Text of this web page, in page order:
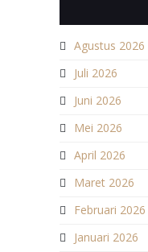
Agustus 2026
Juli 2026
Juni 2026
Mei 2026
April 2026
Maret 2026
Februari 2026
Januari 2026